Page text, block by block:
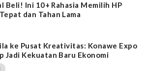
Beli! Ini 10+ Rahasia Memilih HP
dan Tahan Lama
ke Pusat Kreativitas: Konawe Expo
Jadi Kekuatan Baru Ekonomi